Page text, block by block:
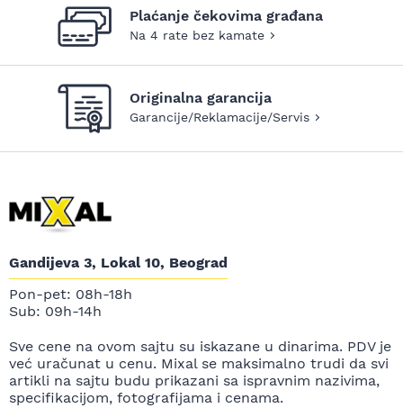
Plaćanje čekovima građana
Na 4 rate bez kamate
Originalna garancija
Garancije/Reklamacije/Servis
Gandijeva 3, Lokal 10, Beograd
Pon-pet: 08h-18h
Sub: 09h-14h
Sve cene na ovom sajtu su iskazane u dinarima. PDV je
već uračunat u cenu. Mixal se maksimalno trudi da svi
artikli na sajtu budu prikazani sa ispravnim nazivima,
specifikacijom, fotografijama i cenama.